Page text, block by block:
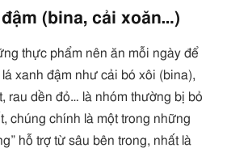
(bina, cải xoăn…)
thực phẩm nên ăn mỗi ngày để
xanh đậm như cải bó xôi (bina),
rau dền đỏ… là nhóm thường bị bỏ
chúng chính là một trong những
hỗ trợ từ sâu bên trong, nhất là